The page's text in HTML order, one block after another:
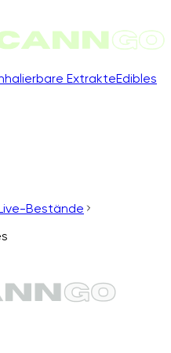
ExtrakteEdibles
Bestände